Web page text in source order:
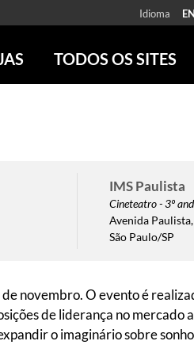
Idioma EN
TODOS OS SITES
CRÔNICA BRASILEIRA
TESTEMUNHA OCULAR
CLARICE LISPECTOR
IMS Paulista
Cineteatro - 3º
Avenida
São Paulo/SP
novembro. O evento é
de liderança no mercado
o imaginário sobre